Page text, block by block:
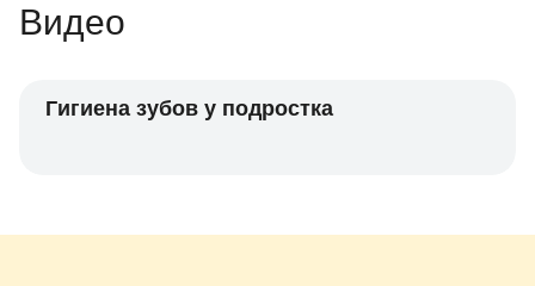
Видео
Гигиена зубов у подростка